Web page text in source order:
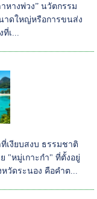
หางพ่วง” นวัตกรรม
าดใหญ่หรือการขนส่ง
เ...
เงียบสงบ ธรรมชาติ
"หมู่เกาะกำ" ที่ตั้งอยู่
วัดระนอง คือคำต...